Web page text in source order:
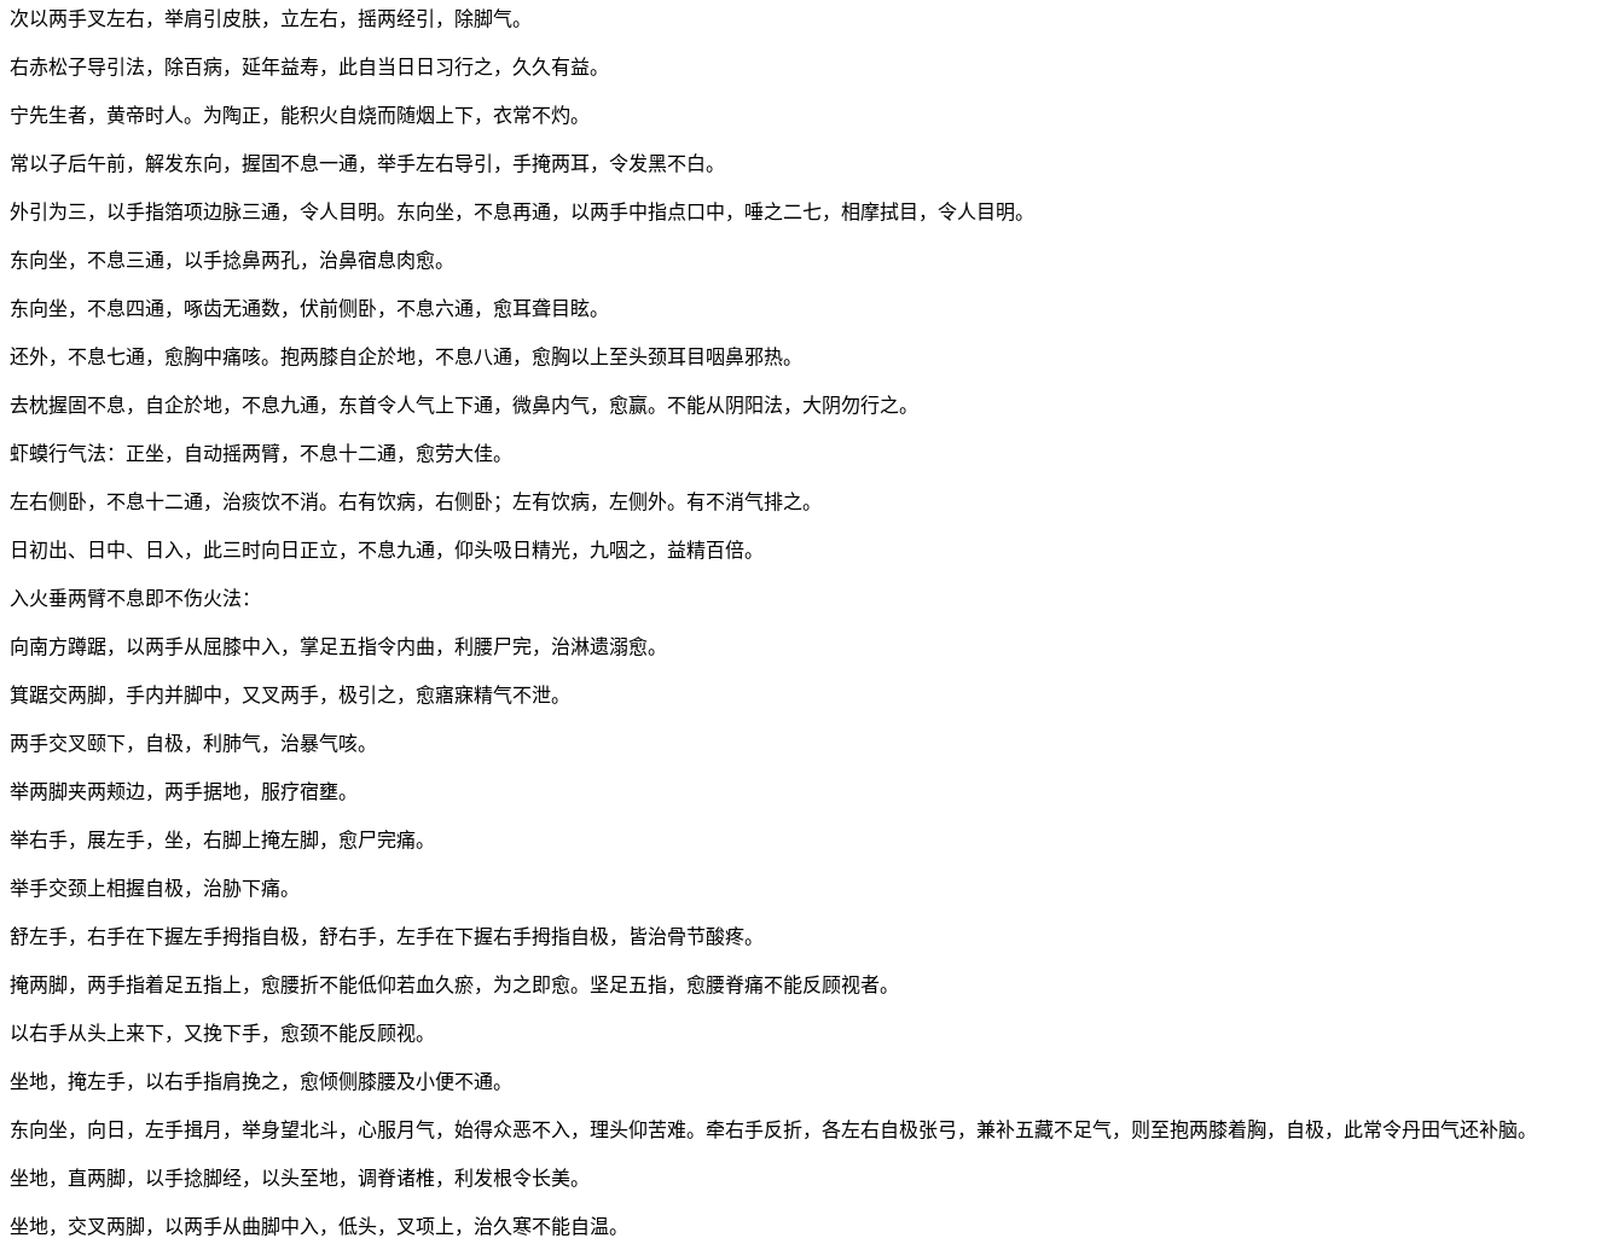
次以两手叉左右，举肩引皮肤，立左右，摇两经引，除脚气。
右赤松子导引法，除百病，延年益寿，此自当日日习行之，久久有益。
宁先生者，黄帝时人。为陶正，能积火自烧而随烟上下，衣常不灼。
常以子后午前，解发东向，握固不息一通，举手左右导引，手掩两耳，令发黑不白。
外引为三，以手指箔项边脉三通，令人目明。东向坐，不息再通，以两手中指点口中，唾之二七，相摩拭目，令人目明。
东向坐，不息三通，以手捻鼻两孔，治鼻宿息肉愈。
东向坐，不息四通，啄齿无通数，伏前侧卧，不息六通，愈耳聋目眩。
还外，不息七通，愈胸中痛咳。抱两膝自企於地，不息八通，愈胸以上至头颈耳目咽鼻邪热。
去枕握固不息，自企於地，不息九通，东首令人气上下通，微鼻内气，愈赢。不能从阴阳法，大阴勿行之。
虾蟆行气法：正坐，自动摇两臂，不息十二通，愈劳大佳。
左右侧卧，不息十二通，治痰饮不消。右有饮病，右侧卧；左有饮病，左侧外。有不消气排之。
日初出、日中、日入，此三时向日正立，不息九通，仰头吸日精光，九咽之，益精百倍。
入火垂两臂不息即不伤火法：
向南方蹲踞，以两手从屈膝中入，掌足五指令内曲，利腰尸完，治淋遗溺愈。
箕踞交两脚，手内并脚中，又叉两手，极引之，愈寤寐精气不泄。
两手交叉颐下，自极，利肺气，治暴气咳。
举两脚夹两颊边，两手据地，服疗宿壅。
举右手，展左手，坐，右脚上掩左脚，愈尸完痛。
举手交颈上相握自极，治胁下痛。
舒左手，右手在下握左手拇指自极，舒右手，左手在下握右手拇指自极，皆治骨节酸疼。
掩两脚，两手指着足五指上，愈腰折不能低仰若血久瘀，为之即愈。坚足五指，愈腰脊痛不能反顾视者。
以右手从头上来下，又挽下手，愈颈不能反顾视。
坐地，掩左手，以右手指肩挽之，愈倾侧膝腰及小便不通。
东向坐，向日，左手揖月，举身望北斗，心服月气，始得众恶不入，理头仰苦难。牵右手反折，各左右自极张弓，兼补五藏不足气，则至抱两膝着胸，自极，此常令丹田气还补脑。
坐地，直两脚，以手捻脚经，以头至地，调脊诸椎，利发根令长美。
坐地，交叉两脚，以两手从曲脚中入，低头，叉项上，治久寒不能自温。